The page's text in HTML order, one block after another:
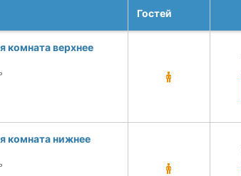
Гостей
комната верхнее
комната нижнее